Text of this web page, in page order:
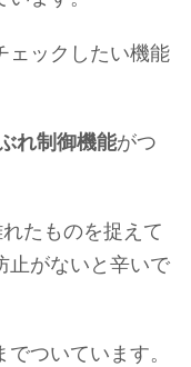
ェックしたい機能
れ制御機能がつ
たものを捉えて
止がないと辛いで
でついています。